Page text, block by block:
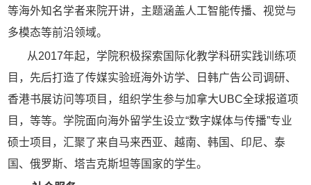
等海外知名学者来院开讲，主题涵盖人工智能传播、视觉与
多模态等前沿领域。
从2017年起，学院积极探索国际化教学科研实践训练项
目，先后打造了传媒实验班海外访学、日韩广告公司调研、
香港书展访问等项目，组织学生参与加拿大UBC全球报道项
目，等等。学院面向海外留学生设立“数字媒体与传播”专业
硕士项目，汇聚了来自马来西亚、越南、韩国、印尼、泰
国、俄罗斯、塔吉克斯坦等国家的学生。